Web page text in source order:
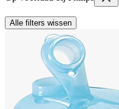
Alle filters wissen